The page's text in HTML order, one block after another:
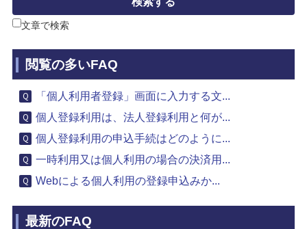
文章で検索
閲覧の多いFAQ
「個人利用者登録」画面に入力する文...
個人登録利用は、法人登録利用と何が...
個人登録利用の申込手続はどのように...
一時利用又は個人利用の場合の決済用...
Webによる個人利用の登録申込みか...
最新のFAQ